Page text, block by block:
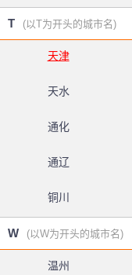
T (以T为开头的城市名)
天津
天水
通化
通辽
铜川
W (以W为开头的城市名)
温州